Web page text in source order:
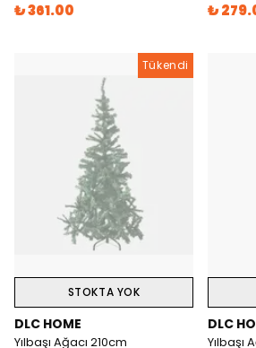
₺ 361.00 ₺
Tükendi
STOKTA YOK
DLC HOME
Yılbaşı Ağacı 210cm
DLC
Yılbaşı